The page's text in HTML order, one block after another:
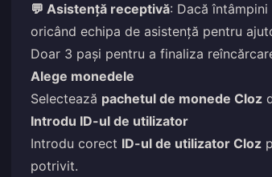
💬 Asistență receptivă: Dacă
oricând echipa de asistență pentru
Doar 3 pași pentru a finaliza
Alege monedele
Selectează pachetul de monede Cloz
Introdu ID-ul de utilizator
Introdu corect ID-ul de utilizator Cloz
potrivit.